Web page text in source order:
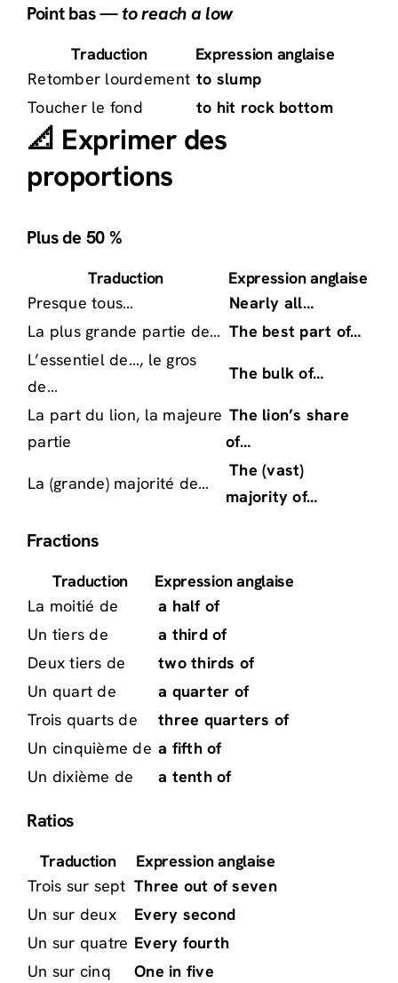
Point bas —to reach a low
Traduction
Expression anglaise
Retomber lourdement to slump
Toucher le fond
to hit rock bottom
📐 Exprimer des
proportions
Plus de 50 %
Traduction
Expression anglaise
Presque tous…
Nearly all…
La plus grande partie de… The best part of…
L’essentiel de…, le gros
de…
The bulk of…
La part du lion, la majeure
partie
The lion’s share
of…
La (grande) majorité de…
The (vast)
majority of…
Fractions
Traduction
Expression anglaise
La moitié de
a half of
Un tiers de
a third of
Deux tiers de
two thirds of
Un quart de
a quarter of
Trois quarts de
three quarters of
Un cinquième de a fifth of
Un dixième de
a tenth of
Ratios
Traduction
Expression anglaise
Trois sur sept Three out of seven
Un sur deux
Every second
Un sur quatre Every fourth
Un sur cinq
One in five